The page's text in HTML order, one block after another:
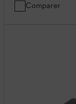
Comparer